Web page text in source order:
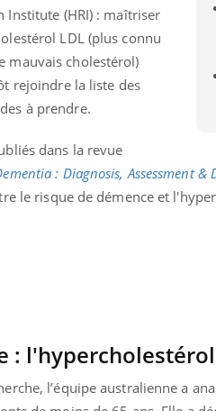
Institute (HRI) : maîtriser
LDL (plus connu
mauvais cholestérol)
rejoindre la liste des
à prendre.
dans la revue
: Diagnosis, Assessment
le risque de démence et
:
l’équipe australienne a
sud de la
GLP-1
ils aussi les os
: ce qui
la prise en
femmes